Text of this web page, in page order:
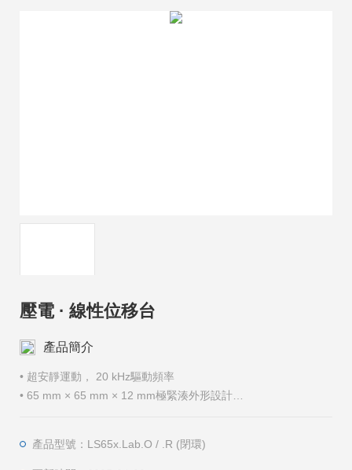
壓電 · 線性位移台
產品簡介
• 超安靜運動， 20 kHz驅動頻率
• 65 mm × 65 mm × 12 mm極緊湊外形設計
產品型號：LS65x.Lab.O / .R (閉環)